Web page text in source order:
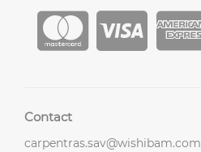
Contact
carpentras.sav@wishibam.com